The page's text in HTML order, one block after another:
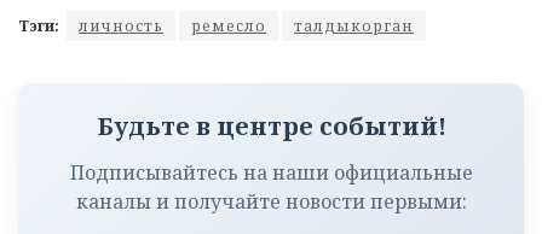
Тэги: личность ремесло талдыкорган
Будьте в центре событий!
Подписывайтесь на наши официальные
каналы и получайте новости первыми: